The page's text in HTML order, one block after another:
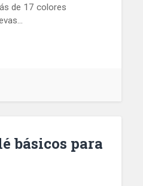
de 17 colores
básicos para